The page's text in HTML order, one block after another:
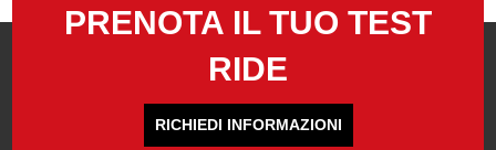
PRENOTA IL TUO TEST
RIDE
RICHIEDI INFORMAZIONI